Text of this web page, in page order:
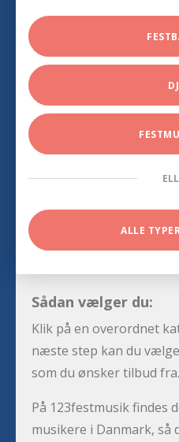
ALLE
Sådan vælger du:
Klik på en overordnet
næste step kan du
som du ønsker tilbud fra.
På 123festmusik findes
musikere i Danmark, så